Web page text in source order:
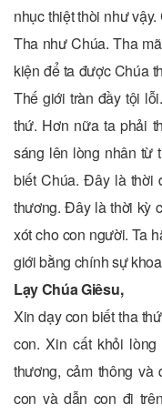
nhục thiệt thòi như
Tha như Chúa. Tha
kiện để ta được Chúa
Thế giới tràn đầy tội
thứ. Hơn nữa ta phải
sáng lên lòng nhân từ
biết Chúa. Đây là thời
thương. Đây là thời kỳ
xót cho con người. Ta
giới bằng chính sự
Lạy Chúa Giêsu,
Xin dạy con biết tha
con. Xin cất khỏi
thương, cảm thông
con và dẫn con đi